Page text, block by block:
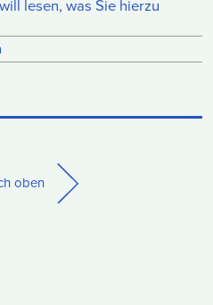
lesen, was Sie hierzu
oben